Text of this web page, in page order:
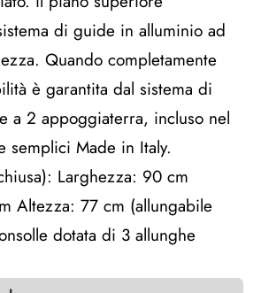
di guide in alluminio ad
Quando completamente
è garantita dal sistema di
a 2 appoggiaterra, incluso nel
semplici Made in Italy.
Larghezza: 90 cm
Altezza: 77 cm (allungabile
dotata di 3 allunghe